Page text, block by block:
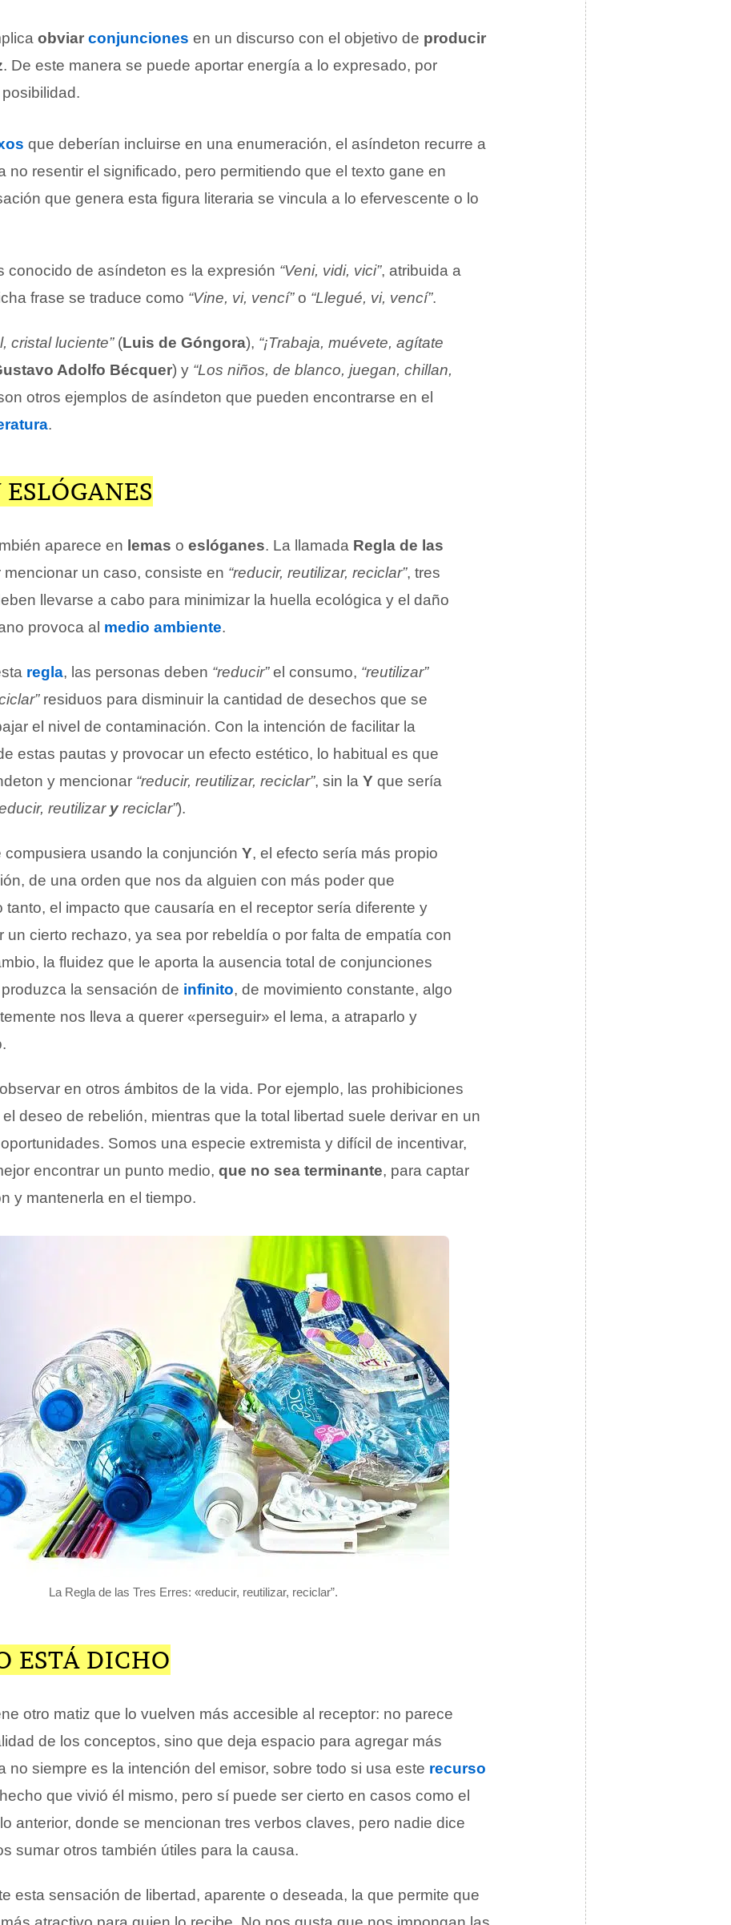
obviar conjunciones en un discurso con el objetivo de producir
. De este manera se puede aportar energía a lo expresado, por
que deberían incluirse en una enumeración, el asíndeton recurre a
no resentir el significado, pero permitiendo que el texto gane en
que genera esta figura literaria se vincula a lo efervescente o lo
conocido de asíndeton es la expresión “Veni, vidi, vici”, atribuida a
frase se traduce como “Vine, vi, vencí”o “Llegué, vi, vencí”.
cristal luciente”(Luis de Góngora), “¡Trabaja, muévete, agítate
Adolfo Bécquer) y “Los niños, de blanco, juegan, chillan,
otros ejemplos de asíndeton que pueden encontrarse en el
.
aparece en lemas o eslóganes. La llamada Regla de las
mencionar un caso, consiste en “reducir, reutilizar, reciclar”, tres
llevarse a cabo para minimizar la huella ecológica y el daño
provoca al medio ambiente.
regla, las personas deben “reducir”el consumo, “reutilizar”
residuos para disminuir la cantidad de desechos que se
el nivel de contaminación. Con la intención de facilitar la
estas pautas y provocar un efecto estético, lo habitual es que
y mencionar “reducir, reutilizar, reciclar”, sin la Y que sería
reutilizar y reciclar”).
compusiera usando la conjunción Y, el efecto sería más propio
de una orden que nos da alguien con más poder que
tanto, el impacto que causaría en el receptor sería diferente y
un cierto rechazo, ya sea por rebeldía o por falta de empatía con
la fluidez que le aporta la ausencia total de conjunciones
la sensación de infinito, de movimiento constante, algo
nos lleva a querer «perseguir» el lema, a atraparlo y
en otros ámbitos de la vida. Por ejemplo, las prohibiciones
deseo de rebelión, mientras que la total libertad suele derivar en un
Somos una especie extremista y difícil de incentivar,
encontrar un punto medio, que no sea terminante, para captar
y mantenerla en el tiempo.
La Regla de las Tres Erres: «reducir, reutilizar, reciclar”.
ESTÁ DICHO
otro matiz que lo vuelven más accesible al receptor: no parece
de los conceptos, sino que deja espacio para agregar más
no siempre es la intención del emisor, sobre todo si usa este recurso
que vivió él mismo, pero sí puede ser cierto en casos como el
anterior, donde se mencionan tres verbos claves, pero nadie dice
sumar otros también útiles para la causa.
esta sensación de libertad, aparente o deseada, la que permite que